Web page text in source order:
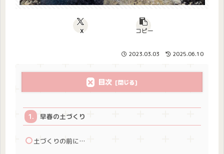
X コピー
2023.03.03 2025.06.10
目次
早春の土づくり
土づくりの前に…